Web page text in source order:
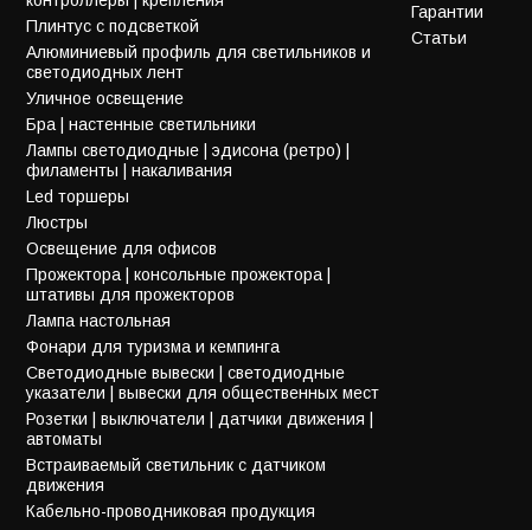
Плинтус с подсветкой
Алюминиевый профиль для светильников и
светодиодных лент
Уличное освещение
Бра | настенные светильники
Лампы светодиодные | эдисона (ретро) |
филаменты | накаливания
Led торшеры
Люстры
Освещение для офисов
Прожектора | консольные прожектора |
штативы для прожекторов
Лампа настольная
Фонари для туризма и кемпинга
Светодиодные вывески | светодиодные
указатели | вывески для общественных мест
Розетки | выключатели | датчики движения |
автоматы
Встраиваемый светильник с датчиком
движения
Кабельно-проводниковая продукция
Гарантии
Статьи